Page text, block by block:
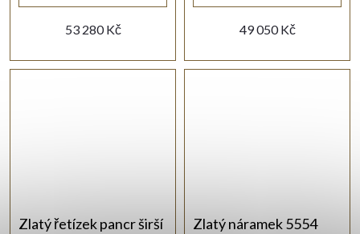
53 280 Kč 49 050 Kč
Zlatý řetízek pancr širší Zlatý náramek 5554